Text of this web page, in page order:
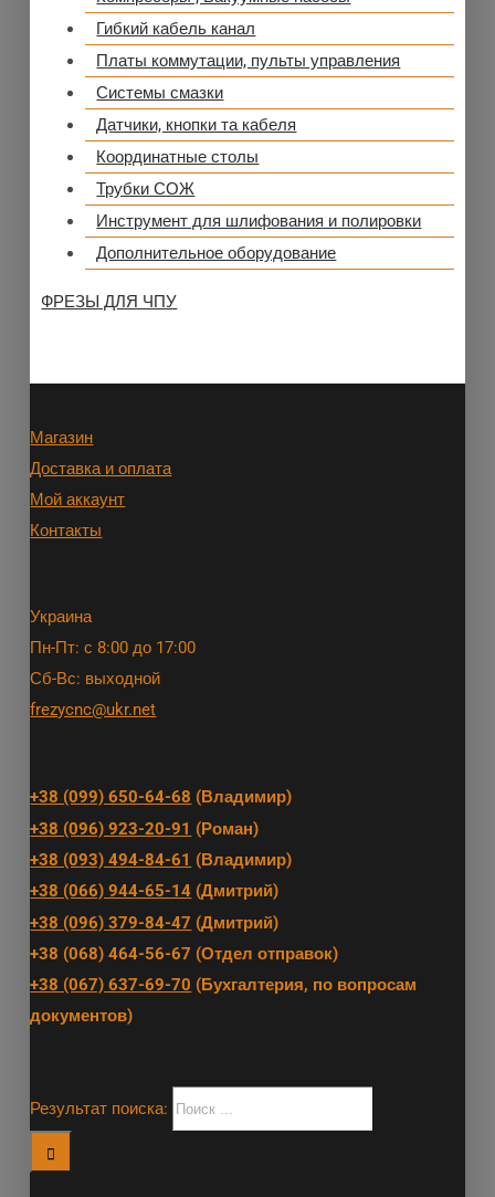
Гибкий кабель канал
Платы коммутации, пульты управления
Системы смазки
Датчики, кнопки та кабеля
Координатные столы
Трубки СОЖ
Инструмент для шлифования и полировки
Дополнительное оборудование
ФРЕЗЫ ДЛЯ ЧПУ
Магазин
Доставка и оплата
Мой аккаунт
Контакты
Украина
Пн-Пт: с 8:00 до 17:00
Сб-Вс: выходной
frezycnc@ukr.net
+38 (099) 650-64-68 (Владимир)
+38 (096) 923-20-91 (Роман)
+38 (093) 494-84-61 (Владимир)
+38 (066) 944-65-14 (Дмитрий)
+38 (096) 379-84-47 (Дмитрий)
+38 (068) 464-56-67 (Отдел отправок)
+38 (067) 637-69-70 (Бухгалтерия, по вопросам
документов)
Результат поиска: